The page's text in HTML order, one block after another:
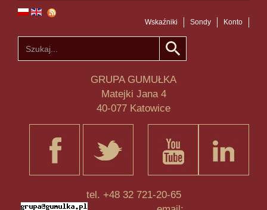
Wskaźniki Sondy Konto
GRUPA GUMUŁKA
Matejki Jana 4
40-077 Katowice
tel. +48 32 721-20-65